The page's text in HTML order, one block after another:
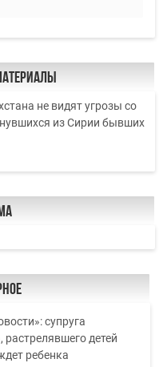
не видят угрозы со
из Сирии бывших
супруга
растрелявшего детей
ребенка